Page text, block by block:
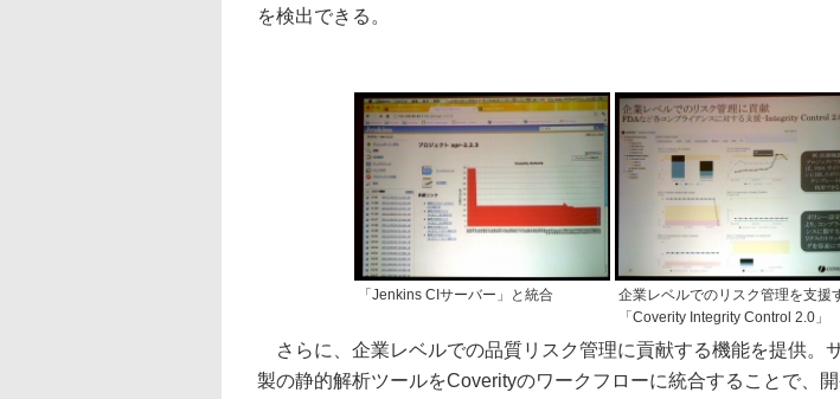
を検出できる。
「Jenkins CIサーバー」と統合
企業レベルでのリスク管理を支援
「Coverity Integrity Control 2.0」
さらに、企業レベルでの品質リスク管理に貢献する機能を提供。
製の静的解析ツールをCoverityのワークフローに統合することで、